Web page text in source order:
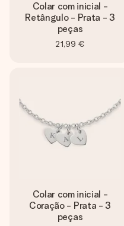
Colar com inicial -
Retângulo - Prata - 3
peças
21,99 €
Colar com inicial -
Coração - Prata - 3
peças